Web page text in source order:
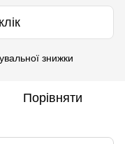
знижки
Порівняти